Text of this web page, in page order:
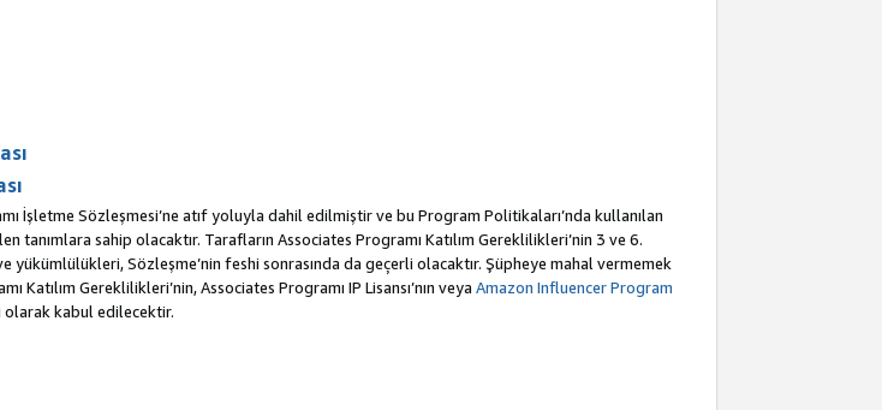
İşletme Sözleşmesi’ne atıf yoluyla dahil edilmiştir ve bu Program Politikaları’nda kullanılan
tanımlara sahip olacaktır. Tarafların Associates Programı Katılım Gereklilikleri’nin 3 ve 6.
yükümlülükleri, Sözleşme’nin feshi sonrasında da geçerli olacaktır. Şüpheye mahal vermemek
Katılım Gereklilikleri’nin, Associates Programı IP Lisansı’nın veya Amazon Influencer Program
olarak kabul edilecektir.